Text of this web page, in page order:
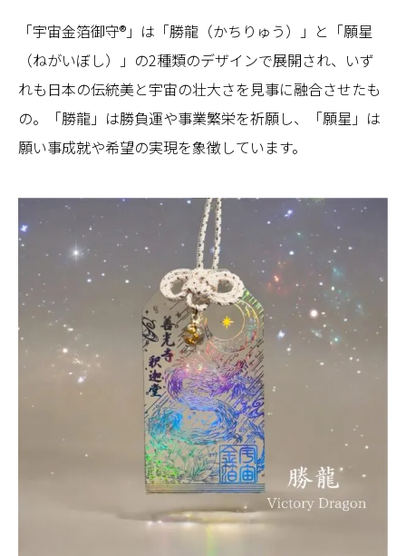
「宇宙金箔御守®」は「勝龍（かちりゅう）」と「願星
（ねがいぼし）」の2種類のデザインで展開され、いず
れも日本の伝統美と宇宙の壮大さを見事に融合させたも
の。「勝龍」は勝負運や事業繁栄を祈願し、「願星」は
願い事成就や希望の実現を象徴しています。